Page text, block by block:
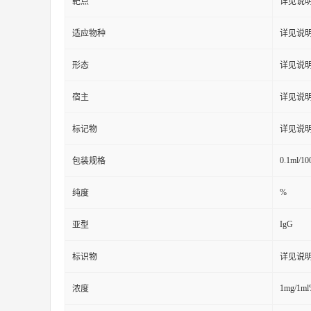
适应物种 详见说
形态 详见说
宿主 详见说
标记物 详见说
包装规格 0.1ml/
纯度 %
亚型 IgG
标识物 详见说
浓度 1mg/